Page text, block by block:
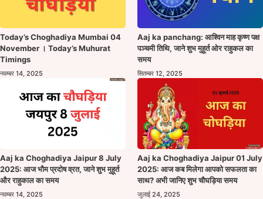
Today’s Choghadiya Mumbai 04
November । Today’s Muhurat
Timings
नवम्बर 14, 2025
Aaj ka panchang: आश्विन माह कृष्ण पक्ष
पञ्चमी तिथि, जाने शुभ मुहूर्त ओर राहुकल का
समय
सितम्बर 12, 2025
Aaj ka Choghadiya Jaipur 8 July
2025: आज भौम प्रदोष व्रत, जाने शुभ मुहूर्त
और राहुकाल का समय
नवम्बर 14, 2025
Aaj ka Choghadiya Jaipur 01 July
2025: आज कब मिलेगा आपको सफलता का
साथ? अभी जानिए शुभ चौघड़िया समय
जुलाई 24, 2025